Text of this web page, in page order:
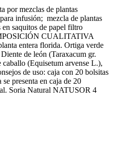
por mezclas de plantas
infusión; mezcla de plantas
en saquitos de papel filtro
CUALITATIVA
entera florida. Ortiga verde
de león (Taraxacum gr.
(Equisetum arvense L.),
de uso: caja con 20 bolsitas
presenta en caja de 20
Soria Natural NATUSOR 4